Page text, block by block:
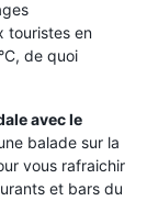
touristes en
de quoi
avec le
balade sur la
vous rafraichir
et bars du